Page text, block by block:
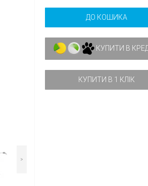
>
ДО КОШИКА
КУПИТИ В
КУПИТИ В 1 КЛІК